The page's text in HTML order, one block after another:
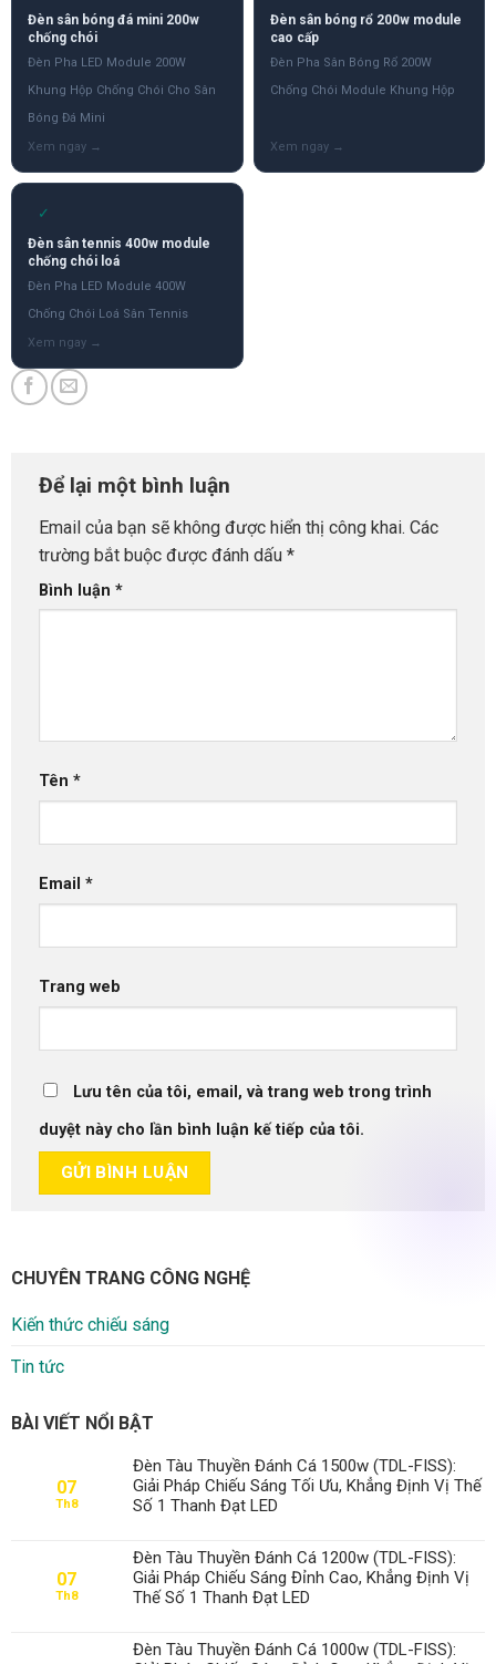
Đèn sân bóng đá mini 200w
chống chói
Đèn Pha LED Module 200W
Khung Hộp Chống Chói Cho Sân
Bóng Đá Mini
Đèn sân bóng rổ 200w module
cao cấp
Đèn Pha Sân Bóng Rổ 200W
Chống Chói Module Khung Hộp
✓
Đèn sân tennis 400w module
chống chói loá
Đèn Pha LED Module 400W
Chống Chói Loá Sân Tennis
Để lại một bình luận
Email của bạn sẽ không được hiển thị công khai. Các
trường bắt buộc được đánh dấu *
Bình luận *
Tên *
Email *
Trang web
Lưu tên của tôi, email, và trang web trong trình
duyệt này cho lần bình luận kế tiếp của tôi.
CHUYÊN TRANG CÔNG NGHỆ
Kiến thức chiếu sáng
Tin tức
BÀI VIẾT NỔI BẬT
07
Th8
Đèn Tàu Thuyền Đánh Cá 1500w (TDL-FISS):
Giải Pháp Chiếu Sáng Tối Ưu, Khẳng Định Vị Thế
Số 1 Thanh Đạt LED
07
Th8
Đèn Tàu Thuyền Đánh Cá 1200w (TDL-FISS):
Giải Pháp Chiếu Sáng Đỉnh Cao, Khẳng Định Vị
Thế Số 1 Thanh Đạt LED
Đèn Tàu Thuyền Đánh Cá 1000w (TDL-FISS):